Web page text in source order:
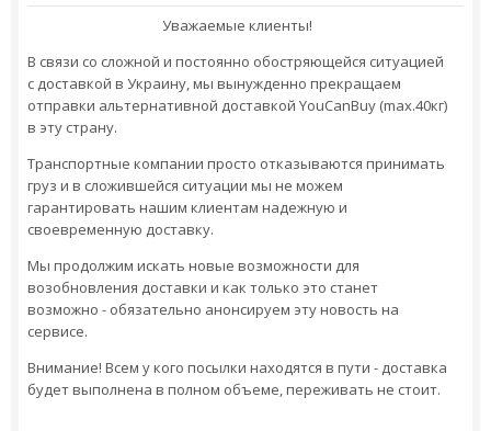
Уважаемые клиенты!
В связи со сложной и постоянно обостряющейся ситуацией
с доставкой в Украину, мы вынужденно прекращаем
отправки альтернативной доставкой YouCanBuy (max.40кг)
в эту страну.
Транспортные компании просто отказываются принимать
груз и в сложившейся ситуации мы не можем
гарантировать нашим клиентам надежную и
своевременную доставку.
Мы продолжим искать новые возможности для
возобновления доставки и как только это станет
возможно - обязательно анонсируем эту новость на
сервисе.
Внимание! Всем у кого посылки находятся в пути - доставка
будет выполнена в полном объеме, переживать не стоит.